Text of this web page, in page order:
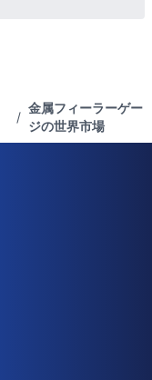
/
金属フィーラーゲー
ジの世界市場